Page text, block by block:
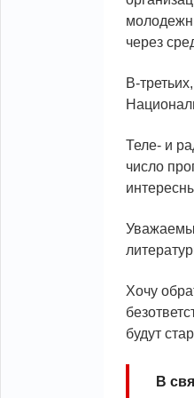
через
В-
Теле- и
число
Хочу
будут
В